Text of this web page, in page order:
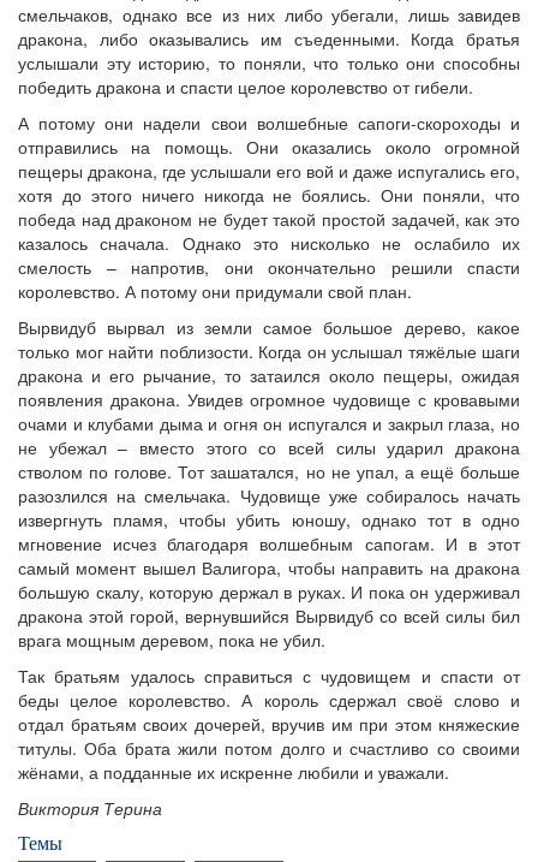
смельчаков, однако все из них либо убегали, лишь завидев
дракона, либо оказывались им съеденными. Когда братья
услышали эту историю, то поняли, что только они способны
победить дракона и спасти целое королевство от гибели.
А потому они надели свои волшебные сапоги-скороходы и
отправились на помощь. Они оказались около огромной
пещеры дракона, где услышали его вой и даже испугались его,
хотя до этого ничего никогда не боялись. Они поняли, что
победа над драконом не будет такой простой задачей, как это
казалось сначала. Однако это нисколько не ослабило их
смелость – напротив, они окончательно решили спасти
королевство. А потому они придумали свой план.
Вырвидуб вырвал из земли самое большое дерево, какое
только мог найти поблизости. Когда он услышал тяжёлые шаги
дракона и его рычание, то затаился около пещеры, ожидая
появления дракона. Увидев огромное чудовище с кровавыми
очами и клубами дыма и огня он испугался и закрыл глаза, но
не убежал – вместо этого со всей силы ударил дракона
стволом по голове. Тот зашатался, но не упал, а ещё больше
разозлился на смельчака. Чудовище уже собиралось начать
извергнуть пламя, чтобы убить юношу, однако тот в одно
мгновение исчез благодаря волшебным сапогам. И в этот
самый момент вышел Валигора, чтобы направить на дракона
большую скалу, которую держал в руках. И пока он удерживал
дракона этой горой, вернувшийся Вырвидуб со всей силы бил
врага мощным деревом, пока не убил.
Так братьям удалось справиться с чудовищем и спасти от
беды целое королевство. А король сдержал своё слово и
отдал братьям своих дочерей, вручив им при этом княжеские
титулы. Оба брата жили потом долго и счастливо со своими
жёнами, а подданные их искренне любили и уважали.
Виктория Терина
Темы